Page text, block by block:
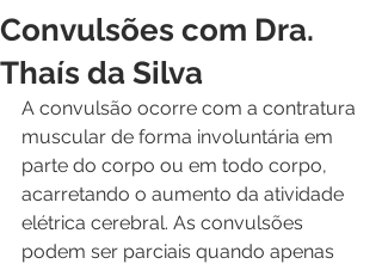
Convulsões com Dra.
Thaís da Silva
A convulsão ocorre com a contratura
muscular de forma involuntária em
parte do corpo ou em todo corpo,
acarretando o aumento da atividade
elétrica cerebral. As convulsões
podem ser parciais quando apenas